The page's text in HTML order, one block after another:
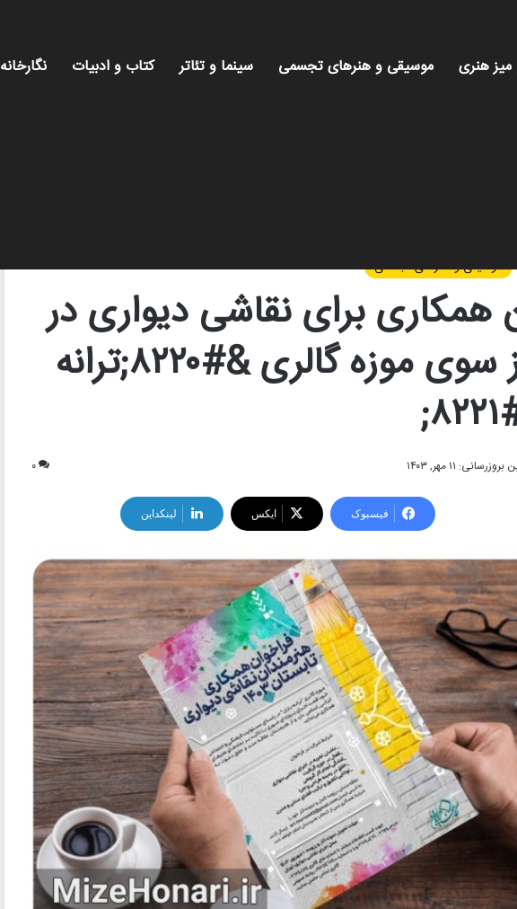
میز هنری موسیقی و هنرهای تجسمی سینما و تئاتر کتاب و ادبیات نگارخانه
موسیقی و هنرهای تجسمی
همکاری برای نقاشی دیواری در
تهران از سوی موزه گالری &#۸۲۲۰;ترانه
۱۱ مهر, ۱۴۰۳ ۰
فیسبوک ایکس لینکداین